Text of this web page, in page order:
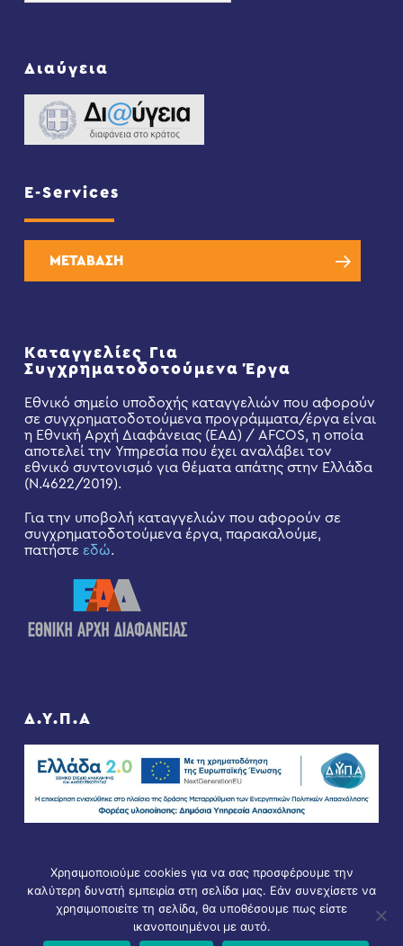
Διαύγεια
E-Services
ΜΕΤΑΒΑΣΗ
Καταγγελίες Για
Συγχρηματοδοτούμενα Έργα
Εθνικό σημείο υποδοχής καταγγελιών που αφορούν
σε συγχρηματοδοτούμενα προγράμματα/έργα είναι
η Εθνική Αρχή Διαφάνειας (ΕΑΔ) / AFCOS, η οποία
αποτελεί την Υπηρεσία που έχει αναλάβει τον
εθνικό συντονισμό για θέματα απάτης στην Ελλάδα
(Ν.4622/2019).
Για την υποβολή καταγγελιών που αφορούν σε
συγχρηματοδοτούμενα έργα, παρακαλούμε,
πατήστε εδώ.
Δ.Υ.Π.Α
© Copyright 2021 - All Rights Reserved. D & D by
Χρησιμοποιούμε cookies για να σας προσφέρουμε την
καλύτερη δυνατή εμπειρία στη σελίδα μας. Εάν συνεχίσετε να
χρησιμοποιείτε τη σελίδα, θα υποθέσουμε πως είστε
ικανοποιημένοι με αυτό.